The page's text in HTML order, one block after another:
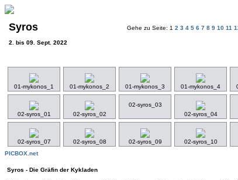
Syros
2. bis 09. Sept. 2022
Gehe zu Seite: 1 2 3 4 5 6 7 8 9 10 11
01-mykonos_1 01-mykonos_2 01-mykonos_3 01-mykonos_4
02-syros_01 02-syros_02
02-syros_03
02-syros_04
02-syros_07 02-syros_08 02-syros_09 02-syros_10
PICBOX.net
Syros - Die Gräfin der Kykladen